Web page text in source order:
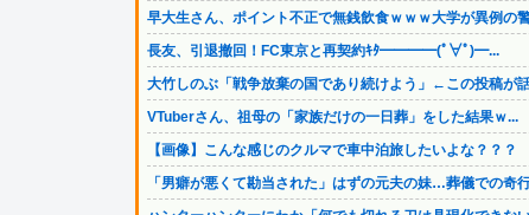
早大生さん、ポイント不正で無銭飲食ｗｗｗ大学が異例の
長友、引退撤回！FC東京と再契約ｷﾀ━━━━(ﾟ∀ﾟ)━...
大竹しのぶ「戦争放棄の国であり続けよう」←この投稿が
VTuberさん、祖母の「家族だけの一日葬」をした結果ｗ...
【画像】こんな感じのクルマで車中泊旅したいよな？？？
「男癖が悪くて勘当された」はずの元夫の妹…葬儀での奇